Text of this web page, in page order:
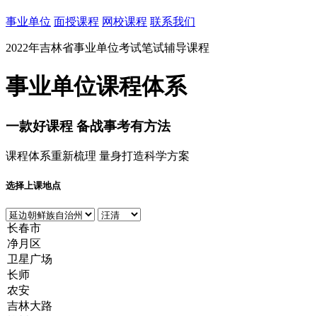
事业单位 面授课程 网校课程 联系我们
2022年吉林省事业单位考试笔试辅导课程
事业单位课程体系
一款好课程 备战事考有方法
课程体系重新梳理 量身打造科学方案
选择上课地点